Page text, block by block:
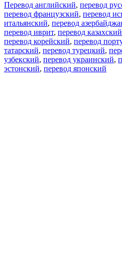
Перевод английский, перевод
перевод французский, перевод
итальянский, перевод
перевод иврит, перевод казахский
перевод корейский, перевод
татарский, перевод турецкий,
узбекский, перевод украинский,
эстонский, перевод японский